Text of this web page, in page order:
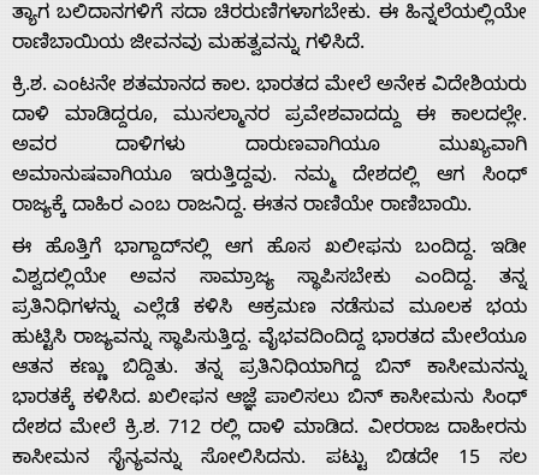
ತ್ಯಾಗ ಬಲಿದಾನಗಳಿಗೆ ಸದಾ ಚಿರರುಣಿಗಳಾಗಬೇಕು. ಈ ಹಿನ್ನಲೆಯಲ್ಲಿಯೇ
ರಾಣಿಬಾಯಿಯ ಜೀವನವು ಮಹತ್ವವನ್ನು ಗಳಿಸಿದೆ.
ಕ್ರಿ.ಶ. ಎಂಟನೇ ಶತಮಾನದ ಕಾಲ. ಭಾರತದ ಮೇಲೆ ಅನೇಕ ವಿದೇಶಿಯರು
ದಾಳಿ ಮಾಡಿದ್ದರೂ, ಮುಸಲ್ಮಾನರ ಪ್ರವೇಶವಾದದ್ದು ಈ ಕಾಲದಲ್ಲೇ.
ಅವರ ದಾಳಿಗಳು ದಾರುಣವಾಗಿಯೂ ಮುಖ್ಯವಾಗಿ
ಅಮಾನುಷವಾಗಿಯೂ ಇರುತ್ತಿದ್ದವು. ನಮ್ಮ‌ ದೇಶದಲ್ಲಿ ಆಗ ಸಿಂಧ್
ರಾಜ್ಯಕ್ಕೆ ದಾಹಿರ ಎಂಬ ರಾಜನಿದ್ದ. ಈತನ ರಾಣಿಯೇ ರಾಣಿಬಾಯಿ.
ಈ ಹೊತ್ತಿಗೆ ಭಾಗ್ದಾದ್­ನಲ್ಲಿ ಆಗ‌ ಹೊಸ ಖಲೀಫನು ಬಂದಿದ್ದ. ಇಡೀ
ವಿಶ್ವದಲ್ಲಿಯೇ ಅವನ ಸಾಮ್ರಾಜ್ಯ‌ ಸ್ಥಾಪಿಸಬೇಕು ಎಂದಿದ್ದ. ತನ್ನ
ಪ್ರತಿನಿಧಿಗಳನ್ನು ಎಲ್ಲೆಡೆ ಕಳಿಸಿ ಆಕ್ರಮಣ‌ ನಡೆಸುವ ಮೂಲಕ ಭಯ
ಹುಟ್ಟಿಸಿ ರಾಜ್ಯವನ್ನು ಸ್ಥಾಪಿಸುತ್ತಿದ್ದ. ವೈಭವದಿಂದಿದ್ದ ಭಾರತದ ಮೇಲೆಯೂ‌
ಆತನ‌ ಕಣ್ಣು‌ ಬಿದ್ದಿತು. ತನ್ನ ಪ್ರತಿನಿಧಿಯಾಗಿದ್ದ ಬಿನ್ ಕಾಸೀಮನನ್ನು
ಭಾರತಕ್ಕೆ‌ ಕಳಿಸಿದ. ಖಲೀಫನ ಆಜ್ಞೆ ಪಾಲಿಸಲು ಬಿನ್ ಕಾಸೀಮನು ಸಿಂಧ್‌
ದೇಶದ ಮೇಲೆ ಕ್ರಿ.ಶ.‌ 712 ರಲ್ಲಿ ದಾಳಿ ಮಾಡಿದ. ವೀರರಾಜ ದಾಹೀರನು
ಕಾಸೀಮನ ಸೈನ್ಯವನ್ನು ಸೋಲಿಸಿದನು. ಪಟ್ಟು ಬಿಡದೇ 15 ಸಲ